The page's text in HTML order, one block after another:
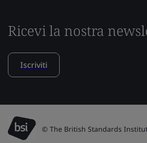
Ricevi la nostra
Iscriviti
© The British Standards